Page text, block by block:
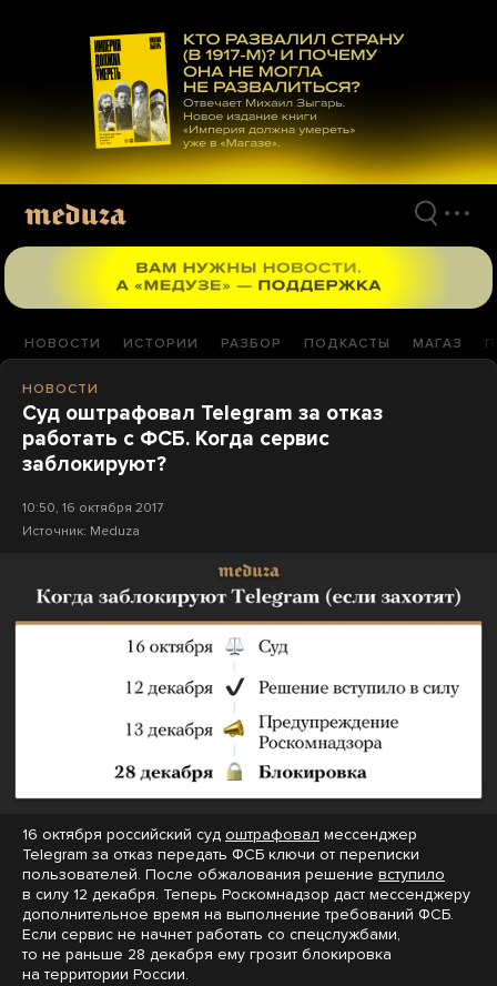
материалам
НОВОСТИ ИСТОРИИ РАЗБОР ПОДКАСТЫ МАГАЗ
НОВОСТИ
Суд оштрафовал Telegram за отказ
работать с ФСБ. Когда сервис
заблокируют?
10:50, 16 октября 2017
Источник: Meduza
16 октября российский суд оштрафовал мессенджер
Telegram за отказ передать ФСБ ключи от переписки
пользователей. После обжалования решение вступило
в силу 12 декабря. Теперь Роскомнадзор даст мессенджеру
дополнительное время на выполнение требований ФСБ.
Если сервис не начнет работать со спецслужбами,
то не раньше 28 декабря ему грозит блокировка
на территории России.